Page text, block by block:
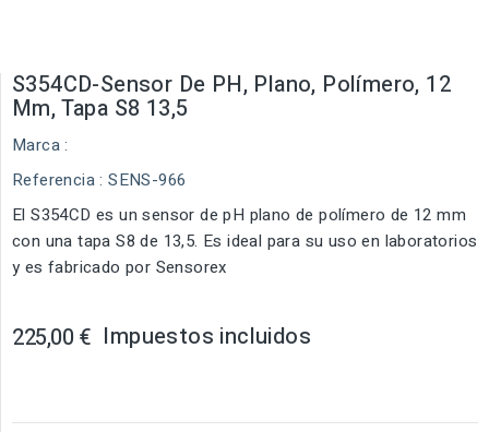
S354CD-Sensor De PH, Plano, Polímero, 12
Mm, Tapa S8 13,5
Marca :
Referencia : SENS-966
El S354CD es un sensor de pH plano de polímero de 12 mm
con una tapa S8 de 13,5. Es ideal para su uso en laboratorios
y es fabricado por Sensorex
225,00 € Impuestos incluidos